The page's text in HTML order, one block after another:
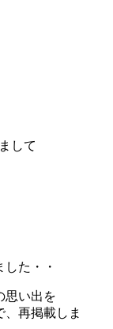
して
た・・
思い出を
、再掲載しま